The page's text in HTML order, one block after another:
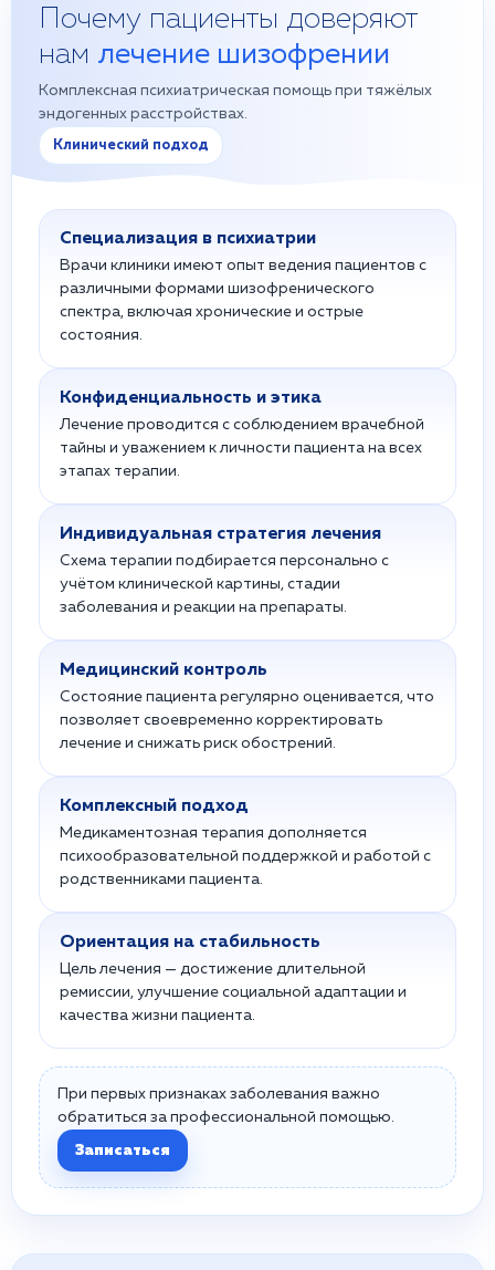
Почему пациенты доверяют
нам лечение шизофрении
Комплексная психиатрическая помощь при тяжёлых
эндогенных расстройствах.
Клинический подход
Специализация в психиатрии
Врачи клиники имеют опыт ведения пациентов с
различными формами шизофренического
спектра, включая хронические и острые
состояния.
Конфиденциальность и этика
Лечение проводится с соблюдением врачебной
тайны и уважением к личности пациента на всех
этапах терапии.
Индивидуальная стратегия лечения
Схема терапии подбирается персонально с
учётом клинической картины, стадии
заболевания и реакции на препараты.
Медицинский контроль
Состояние пациента регулярно оценивается, что
позволяет своевременно корректировать
лечение и снижать риск обострений.
Комплексный подход
Медикаментозная терапия дополняется
психообразовательной поддержкой и работой с
родственниками пациента.
Ориентация на стабильность
Цель лечения — достижение длительной
ремиссии, улучшение социальной адаптации и
качества жизни пациента.
При первых признаках заболевания важно
обратиться за профессиональной помощью.
Записаться